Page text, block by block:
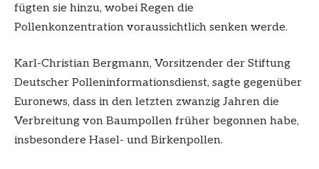
fügten sie hinzu, wobei Regen die
Pollenkonzentration voraussichtlich senken werde.
Karl-Christian Bergmann, Vorsitzender der Stiftung
Deutscher Polleninformationsdienst, sagte gegenüber
Euronews, dass in den letzten zwanzig Jahren die
Verbreitung von Baumpollen früher begonnen habe,
insbesondere Hasel- und Birkenpollen.